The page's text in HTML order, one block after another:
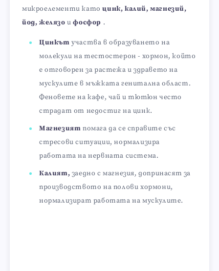
микроелементи катоцинк, калий, магнезий,
йод, желязо ифосфор .
Цинкът участва в образуването на
молекули на тестостерон - хормон, който
е отговорен за растежа и здравето на
мускулите в мъжката генитална област.
Феновете на кафе, чай и тютюн често
страдат от недостиг на цинк.
Магнезият помага да се справите със
стресови ситуации, нормализира
работата на нервната система.
Калият, заедно с магнезия, допринасят за
производството на полови хормони,
нормализират работата на мускулите.